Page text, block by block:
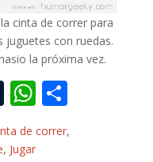
cinta de correr para
juguetes con ruedas.
la próxima vez.
T
u
m
W
at m
de correr,
, Jugar